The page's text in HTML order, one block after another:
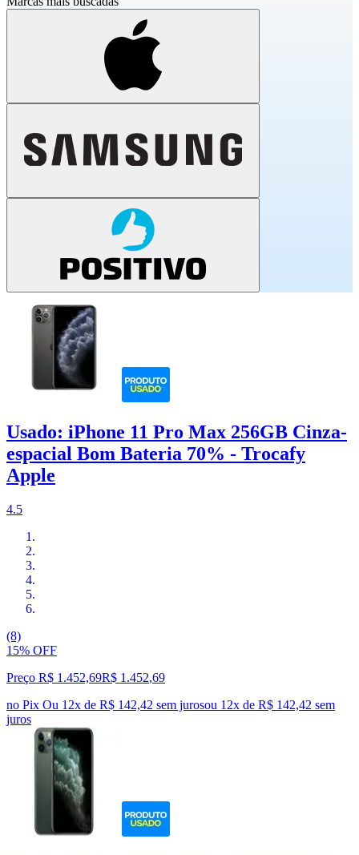
Usado: iPhone 11 Pro Max 256GB Cinza-
espacial Bom Bateria 70% - Trocafy
Apple
4.5
(8)
15% OFF
Preço R$ 1.452,69R$ 1.452,69
no Pix Ou 12x de R$ 142,42 sem jurosou 12x de R$ 142,42 sem
juros